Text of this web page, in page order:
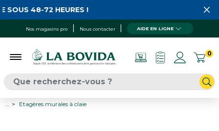
Nos magasins pro Nous contacter AIDE EN LIGNE
0
48-72 HEURES !
Etagères murales à claie